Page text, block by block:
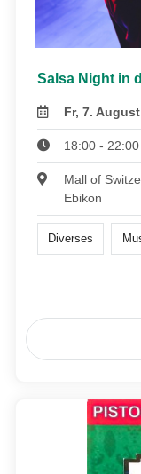
Salsa Night in
Fr, 7.
18:00 -
Mall of
Ebikon
Diverses